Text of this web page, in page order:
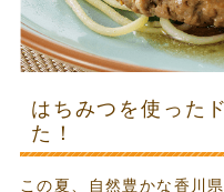
はちみつを使った
た！
この夏、自然豊かな香川